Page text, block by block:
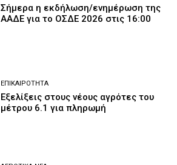
Σήμερα η εκδήλωση/ενημέρωση της
ΑΑΔΕ για το ΟΣΔΕ 2026 στις 16:00
ΕΠΙΚΑΙΡΌΤΗΤΑ
Εξελίξεις στους νέους αγρότες του
μέτρου 6.1 για πληρωμή